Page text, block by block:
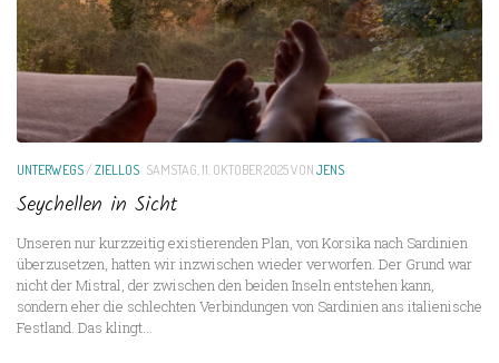
UNTERWEGS/ZIELLOS SAMSTAG, 11. OKTOBER 2025VONJENS
Seychellen in Sicht
Unseren nur kurzzeitig existierenden Plan, von Korsika nach Sardinien
überzusetzen, hatten wir inzwischen wieder verworfen. Der Grund war
nicht der Mistral, der zwischen den beiden Inseln entstehen kann,
sondern eher die schlechten Verbindungen von Sardinien ans italienische
Festland. Das klingt...